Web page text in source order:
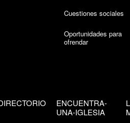
Cuestiones sociales
Oportunidades para
ofrendar
ENCUENTRA-
UNA-IGLESIA